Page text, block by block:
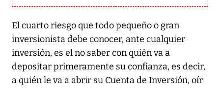
El cuarto riesgo que todo pequeño o gran
inversionista debe conocer, ante cualquier
inversión, es el no saber con quién va a
depositar primeramente su confianza, es decir,
a quién le va a abrir su Cuenta de Inversión, oír